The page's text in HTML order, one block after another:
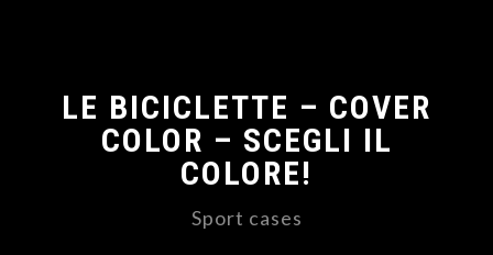
LE BICICLETTE – COVER
COLOR – SCEGLI IL
COLORE!
Sport cases